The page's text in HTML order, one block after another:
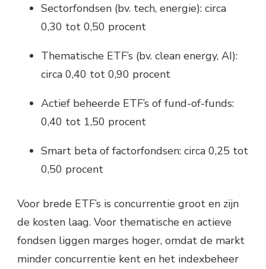
Sectorfondsen (bv. tech, energie): circa
0,30 tot 0,50 procent
Thematische ETF’s (bv. clean energy, AI):
circa 0,40 tot 0,90 procent
Actief beheerde ETF’s of fund-of-funds:
0,40 tot 1,50 procent
Smart beta of factorfondsen: circa 0,25 tot
0,50 procent
Voor brede ETF’s is concurrentie groot en zijn
de kosten laag. Voor thematische en actieve
fondsen liggen marges hoger, omdat de markt
minder concurrentie kent en het indexbeheer